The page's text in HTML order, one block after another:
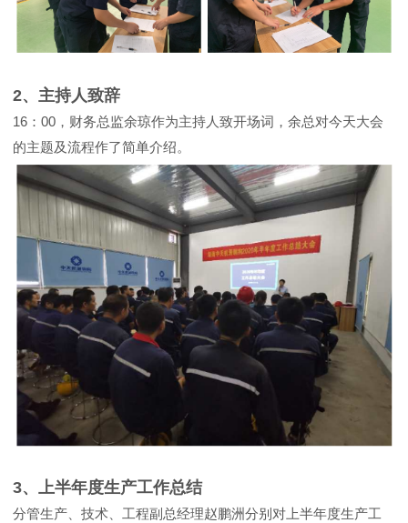
2、主持人致辞
16：00，财务总监余琼作为主持人致开场词，余总对今天大会
的主题及流程作了简单介绍。
3、上半年度生产工作总结
分管生产、技术、工程副总经理赵鹏洲分别对上半年度生产工